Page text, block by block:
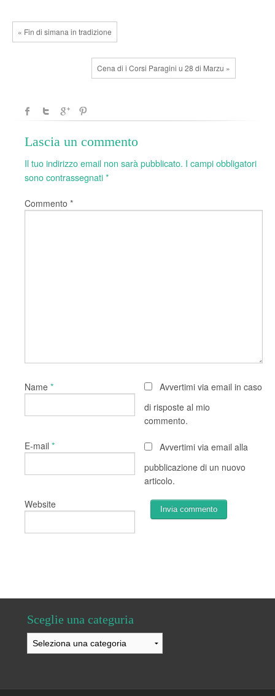
« Fin di simana in tradizione
Cena di i Corsi Paragini u 28 di Marzu »
Lascia un commento
Il tuo indirizzo email non sarà pubblicato. I campi obbligatori
sono contrassegnati*
Commento *
Name *
E-mail *
Website
Avvertimi via email in caso
di risposte al mio
commento.
Avvertimi via email alla
pubblicazione di un nuovo
articolo.
Sceglie una categuria
Sceglie
una